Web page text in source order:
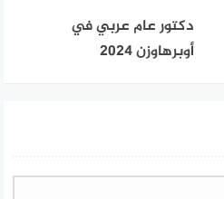
دكتور عام عربي في
أوبرهاوزن 2024